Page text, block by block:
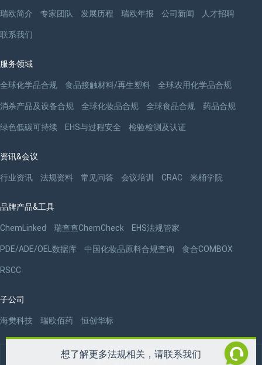
想了解更多法规相关，请联系我们
瑞欧简介 专家团队 发展历程 瑞欧年报 公司新闻 人才招聘
联系我们
服务领域
全球化学品合规 食品接触材料/再生塑料 全球农用化学品合规
消杀产品及设备合规 全球化妆品合规 全球食品合规 药品合规
绿色低碳可持续 EHS与过程安全 检验检测及认证
资讯&会议
行业资讯 法规资料 常见问答 会议培训 CRAC 米桶学院
品牌产品&工具
ChemLinked 瑞查查ChemCheck EHS法规管家
PDE/ADE/OEL数据库 中国化妆品原料合规查询 食合COMBOX
RSCC
子公司
海樊科技 瑞欧佰药 恒创华标
版权 ©2009-2026 杭州瑞欧科技有限公司